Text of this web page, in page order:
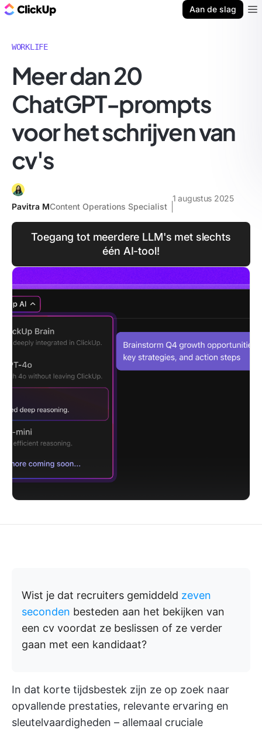
Aan de slag
WORKLIFE
Meer dan 20
ChatGPT-prompts
voor het schrijven van
cv's
Pavitra MContent Operations Specialist
1 augustus 2025
Toegang tot meerdere LLM's met slechts
één AI-tool!
Wist je dat recruiters gemiddeld zeven
seconden besteden aan het bekijken van
een cv voordat ze beslissen of ze verder
gaan met een kandidaat?
In dat korte tijdsbestek zijn ze op zoek naar
opvallende prestaties, relevante ervaring en
sleutelvaardigheden – allemaal cruciale